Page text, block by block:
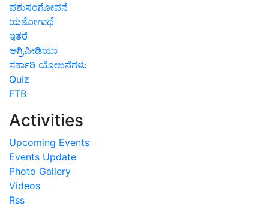
ಪಶುಸಂಗೋಪನೆ
ಯಶೋಗಾಥೆ
ಇತರೆ
ಅಗ್ರಿಪೀಡಿಯಾ
ಸರ್ಕಾರಿ ಯೋಜನೆಗಳು
Quiz
FTB
Activities
Upcoming Events
Events Update
Photo Gallery
Videos
Rss